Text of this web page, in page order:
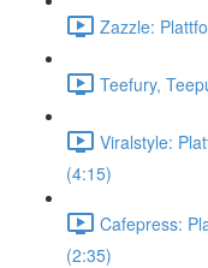
Zazzle:
Teefury,
Viralstyle:
(4:15)
Cafepress:
(2:35)